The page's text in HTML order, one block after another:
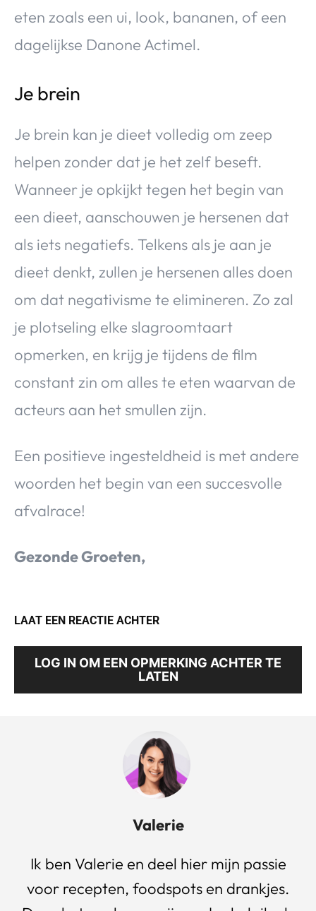
eten zoals een ui, look, bananen, of een
dagelijkse Danone Actimel.
Je brein
Je brein kan je dieet volledig om zeep
helpen zonder dat je het zelf beseft.
Wanneer je opkijkt tegen het begin van
een dieet, aanschouwen je hersenen dat
als iets negatiefs. Telkens als je aan je
dieet denkt, zullen je hersenen alles doen
om dat negativisme te elimineren. Zo zal
je plotseling elke slagroomtaart
opmerken, en krijg je tijdens de film
constant zin om alles te eten waarvan de
acteurs aan het smullen zijn.
Een positieve ingesteldheid is met andere
woorden het begin van een succesvolle
afvalrace!
Gezonde Groeten,
LAAT EEN REACTIE ACHTER
LOG IN OM EEN OPMERKING ACHTER TE
LATEN
Valerie
Ik ben Valerie en deel hier mijn passie
voor recepten, foodspots en drankjes.